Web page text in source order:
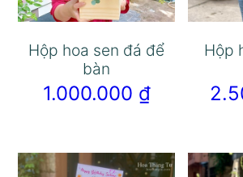
Hộp hoa sen đá để
bàn
1.000.000 ₫
Hộp